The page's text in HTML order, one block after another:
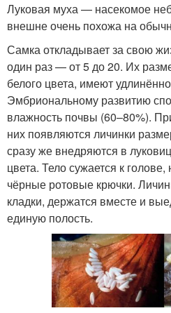
Луковая муха — насекомое
внешне очень похожа на
Самка откладывает за свою
один раз — от 5 до 20. Их
белого цвета, имеют
Эмбриональному развитию
влажность почвы (60–80%).
них появляются личинки
сразу же внедряются в
цвета. Тело сужается к
чёрные ротовые крючки.
кладки, держатся вместе и
единую полость.